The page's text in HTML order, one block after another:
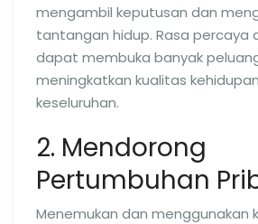
mengambil keputusan dan
tantangan hidup. Rasa percaya
dapat membuka banyak
meningkatkan kualitas
keseluruhan.
2. Mendorong
Pertumbuhan
Menemukan dan menggunakan